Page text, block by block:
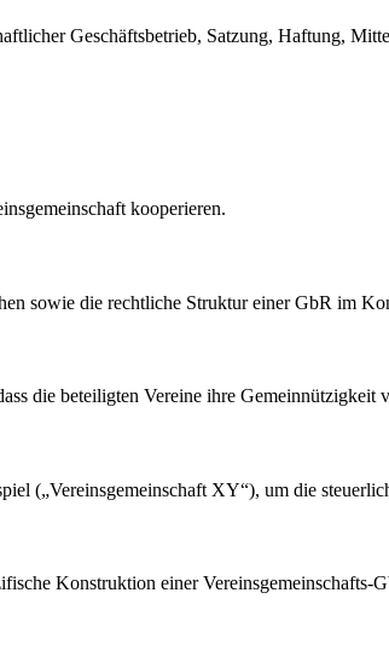
Geschäftsbetrieb, Satzung, Haftung,
kooperieren.
sowie die rechtliche Struktur einer GbR im
die beteiligten Vereine ihre Gemeinnützigkeit
(„Vereinsgemeinschaft XY“), um die
Konstruktion einer Vereinsgemeinschafts-